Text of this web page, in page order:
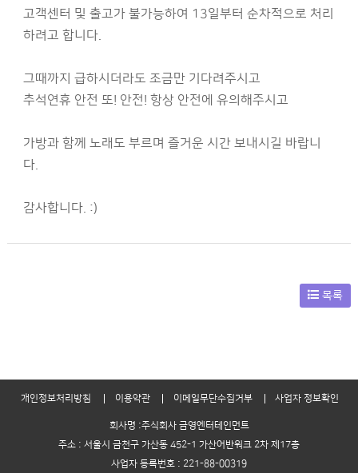
고객센터 및 출고가 불가능하여 13일부터 순차적으로 처리
하려고 합니다.
그때까지 급하시더라도 조금만 기다려주시고
추석연휴 안전 또! 안전! 항상 안전에 유의해주시고
가방과 함께 노래도 부르며 즐거운 시간 보내시길 바랍니
다.
감사합니다. :)
목록
개인정보처리방침 이용약관 이메일무단수집거부 사업자 정보확인
회사명 :주식회사 금영엔터테인먼트
주소 : 서울시 금천구 가산동 452-1 가산어반워크 2차 제17층
사업자 등록번호 : 221-88-00319